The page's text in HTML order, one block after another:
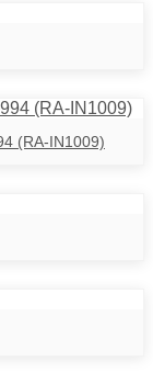
(RA-IN1009)